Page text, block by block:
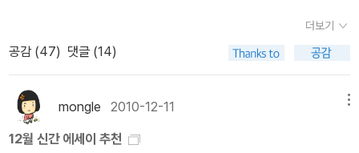
한다.일본 영화는 큐트한 <훌라 걸스>, 퍼니한 <선거>, 그리고 리스
펙트할 수 있는 <굿바이> 세편이 소개된다. 모두 일본 영화의 저력을
보여주는 작품이며, 특히 선거의 경우에는 일본 선거 시스템과 이탈
리아의 선거 시스템을 비교해서 이야기하고 있다.독일 영화의 경우 <
타인의 삶>이란 영화가 소개되어 있다.공산국가 시절 다른 사람의 삶
을 감시하던 한 남자의 이야기에 관한 내용인데, 무척 흥미로웠다. 언
도 안되는 일이니까, 자신의 현 위치에서 가능한 방법을 찾을 일이다.
이건 달리 정답도 없고, 내 맘대로 되는 것도 아니니까 설사 실행이
어렵다고 해도 좌절한 일은 아니다. 요즘은 시들해진 시오노 나나미.
이 책은 우연히 구해서 우연히 설렁설렁 읽었다. 영화도 이야기도 딱
히 공감되는 것도 없었고, 솔직히 왜 이런 이야기가 책으로 나왔을까
하는 생각도 많이 했다. 시오노 나나미야 일본과 한국에서 워낙 유명
전에 병원으로 나서기 전에'1월의 읽을 만한 책'을 급하게 골라본다
(간행물윤리위원회의 리스트는 진작 올라와 있다).왠지 부지런하다
는 인상을 줄 듯싶어서...1. 문학정과리 교수가 추천한 문학분야의 책
은 로버트 피어시그의 <선과 모터사이클 관리술>(문학과지성사, 20
10)이다.'저 옛날 브왈로(Boileau)가 “마침내 말레르브가 왔도
다!”라고 감격했듯이, “마침내 이 책이 왔도다!”라고 외치는 순간이
더보기
공감 (47) 댓글 (14)
mongle 2010-12-11
12월 신간 에세이 추천